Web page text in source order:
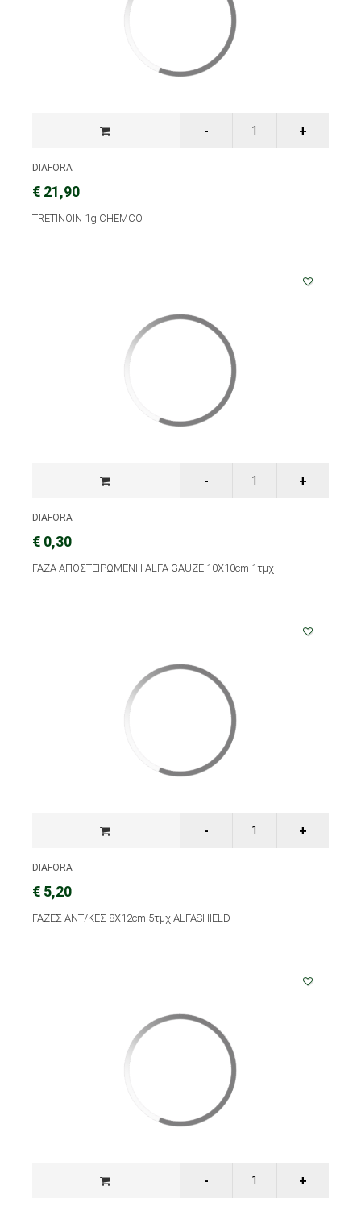
DIAFORA
€ 21,90
TRETINOIN 1g CHEMCO
DIAFORA
€ 0,30
ΓΑΖΑ ΑΠΟΣΤΕΙΡΩΜΕΝΗ ALFA GAUZE 10X10cm 1τμχ
DIAFORA
€ 5,20
ΓΑΖΕΣ ΑΝΤ/ΚΕΣ 8X12cm 5τμχ ALFASHIELD